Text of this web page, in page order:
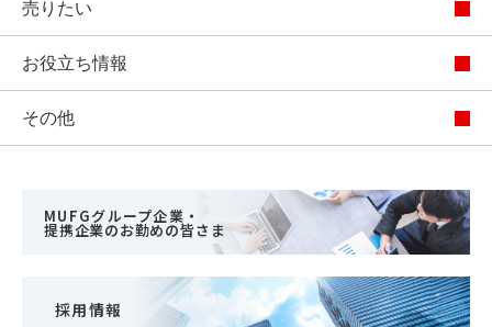
売りたい
お役立ち情報
その他
MUFGグループ企業・
提携企業のお勤めの皆さま
採用情報